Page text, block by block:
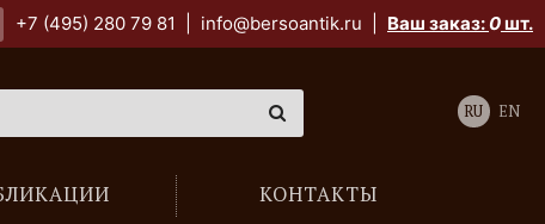
+7 (495) 280 79 81 info@bersoantik.ru Ваш заказ:0шт.
КОНТАКТЫ
RU EN